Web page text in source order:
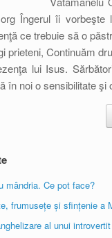
Îngerul îi vorbeşte
ce trebuie să o
prieteni, Continuăm
lui Isus.
în noi o sensibilitate
mândria. Ce pot face?
frumusețe și sfințenie a
al unui introvertit